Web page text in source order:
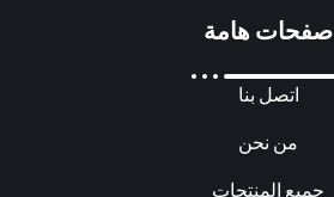
صفحات هامة
اتصل بنا
من نحن
جميع المنتجات